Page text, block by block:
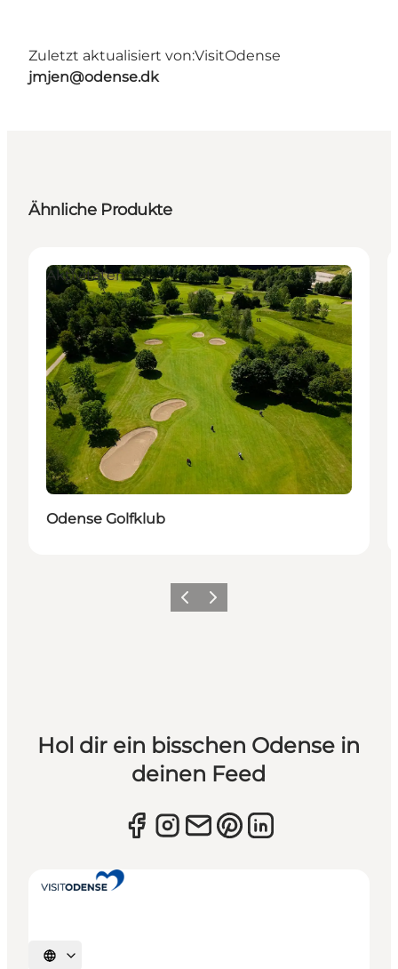
Zuletzt aktualisiert von:VisitOdense
jmjen@odense.dk
Ähnliche Produkte
Aktivitäten
Odense Golfklub
ZurückWeiter
Hol dir ein bisschen Odense in
deinen Feed
Sprache auswählen